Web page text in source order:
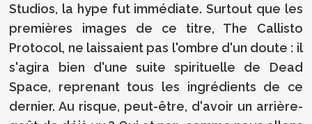
Studios, la hype fut immédiate. Surtout que les
premières images de ce titre, The Callisto
Protocol, ne laissaient pas l'ombre d'un doute : il
s'agira bien d'une suite spirituelle de Dead
Space, reprenant tous les ingrédients de ce
dernier. Au risque, peut-être, d'avoir un arrière-